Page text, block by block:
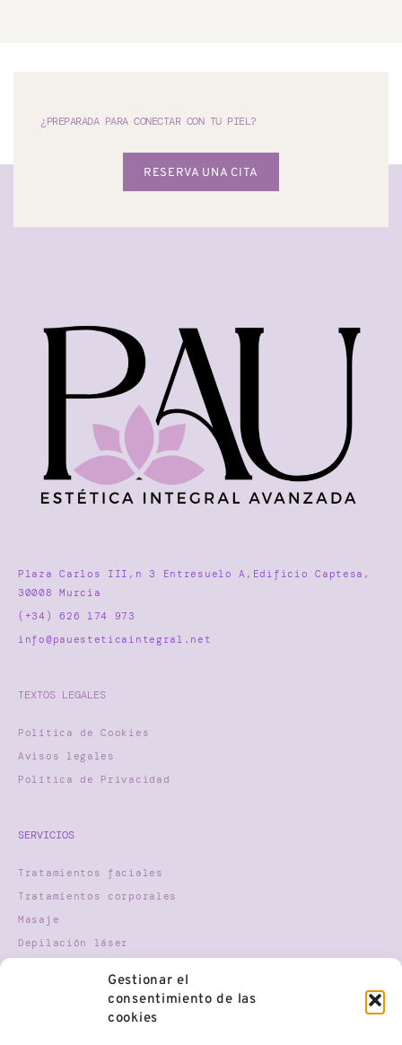
Gestionar el
consentimiento de las
cookies
¿PREPARADA PARA CONECTAR CON TU PIEL?
RESERVA UNA CITA
Plaza Carlos III,n 3 Entresuelo A,Edificio Captesa,
30008 Murcia
(+34) 626 174 973
info@pauesteticaintegral.net
TEXTOS LEGALES
Política de Cookies
Avisos legales
Política de Privacidad
SERVICIOS
Tratamientos faciales
Tratamientos corporales
Masaje
Depilación láser